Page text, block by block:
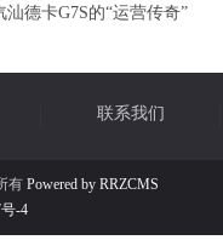
汕德卡G7S的“运营传奇”
联系我们
有Powered by RRZCMS
-4